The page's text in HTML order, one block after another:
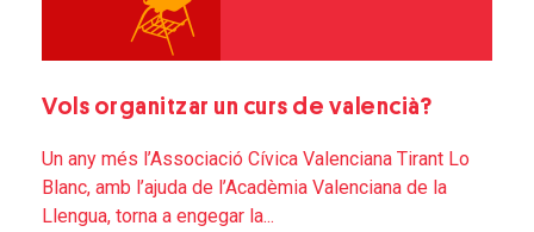
Vols organitzar un curs de valencià?
Un any més l’Associació Cívica Valenciana Tirant Lo
Blanc, amb l’ajuda de l’Acadèmia Valenciana de la
Llengua, torna a engegar la...